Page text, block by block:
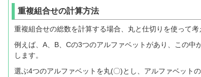
重複組合せの計算方法
重複組合せの総数を計算する場合、丸と仕切りを使って考
例えば、A、B、Cの3つのアルファベットがあり、この中
します。
選ぶ4つのアルファベットを丸(〇)とし、アルファベット